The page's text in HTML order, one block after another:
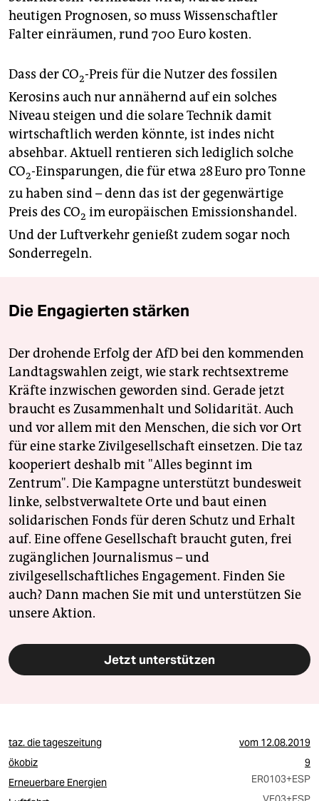
heutigen Prognosen, so muss Wissenschaftler
Falter einräumen, rund 700 Euro kosten.
Dass der CO2-Preis für die Nutzer des fossilen
Kerosins auch nur annähernd auf ein solches
Niveau steigen und die solare Technik damit
wirtschaftlich werden könnte, ist indes nicht
absehbar. Aktuell rentieren sich lediglich solche
CO2-Einsparungen, die für etwa 28 Euro pro Tonne
zu haben sind – denn das ist der gegenwärtige
Preis des CO2 im europäischen Emissionshandel.
Und der Luftverkehr genießt zudem sogar noch
Sonderregeln.
Die Engagierten stärken
Der drohende Erfolg der AfD bei den kommenden
Landtagswahlen zeigt, wie stark rechtsextreme
Kräfte inzwischen geworden sind. Gerade jetzt
braucht es Zusammenhalt und Solidarität. Auch
und vor allem mit den Menschen, die sich vor Ort
für eine starke Zivilgesellschaft einsetzen. Die taz
kooperiert deshalb mit "Alles beginnt im
Zentrum". Die Kampagne unterstützt bundesweit
linke, selbstverwaltete Orte und baut einen
solidarischen Fonds für deren Schutz und Erhalt
auf. Eine offene Gesellschaft braucht guten, frei
zugänglichen Journalismus – und
zivilgesellschaftliches Engagement. Finden Sie
auch? Dann machen Sie mit und unterstützen Sie
unsere Aktion.
Jetzt unterstützen
taz. die tageszeitung vom 12.08.2019
ökobiz
9
Erneuerbare Energien
ER0103+ESP